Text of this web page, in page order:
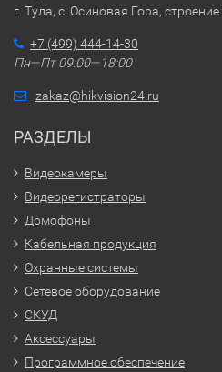
г. Тула, с. Осиновая Гора,
+7 (499) 444-14-30
Пн—Пт 09:00—18:00
zakaz@hikvision24.ru
РАЗДЕЛЫ
Видеокамеры
Видеорегистраторы
Домофоны
Кабельная продукция
Охранные системы
Сетевое оборудование
СКУД
Аксессуары
Программное обеспечение